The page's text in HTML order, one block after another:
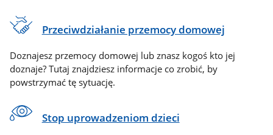
Przeciwdziałanie przemocy domowej
Doznajesz przemocy domowej lub znasz kogoś kto jej
doznaje? Tutaj znajdziesz informacje co zrobić, by
powstrzymać tę sytuację.
Stop uprowadzeniom dzieci